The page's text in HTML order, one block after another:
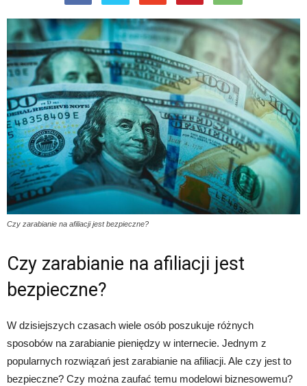
Czy zarabianie na afiliacji jest bezpieczne?
Czy zarabianie na afiliacji jest
bezpieczne?
W dzisiejszych czasach wiele osób poszukuje różnych
sposobów na zarabianie pieniędzy w internecie. Jednym z
popularnych rozwiązań jest zarabianie na afiliacji. Ale czy jest to
bezpieczne? Czy można zaufać temu modelowi biznesowemu?